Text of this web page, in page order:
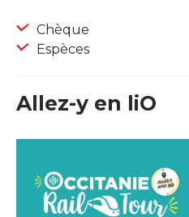
Chèque
Espèces
Allez-y en liO